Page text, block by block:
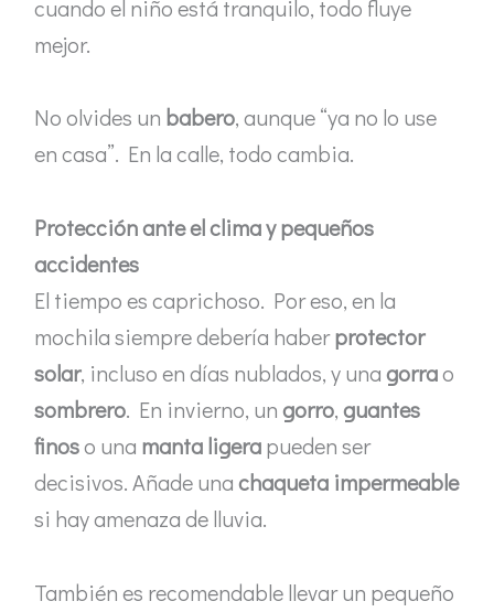
cuando el niño está tranquilo, todo fluye
mejor.
No olvides un babero, aunque “ya no lo use
en casa”. En la calle, todo cambia.
Protección ante el clima y pequeños
accidentes
El tiempo es caprichoso. Por eso, en la
mochila siempre debería haberprotector
solar, incluso en días nublados, y unagorrao
sombrero. En invierno, ungorro,guantes
finoso una manta ligerapueden ser
decisivos. Añade unachaqueta impermeable
si hay amenaza de lluvia.
También es recomendable llevar un pequeño